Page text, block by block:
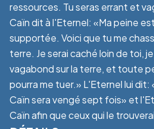
ressources. Tu seras errant et
Caïn dit à l'Eternel: «Ma peine
supportée. Voici que tu me
terre. Je serai caché loin de toi,
vagabond sur la terre, et toute
pourra me tuer.» L'Eternel lui dit:
Caïn sera vengé sept fois» et
Caïn afin que ceux qui le